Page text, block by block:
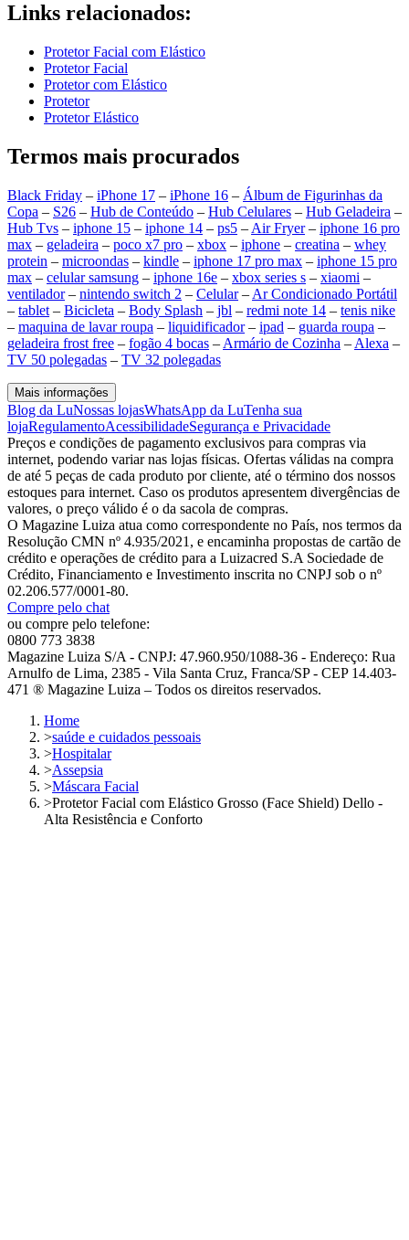
Links relacionados:
Protetor Facial com Elástico
Protetor Facial
Protetor com Elástico
Protetor
Protetor Elástico
Termos mais procurados
Black Friday – iPhone 17 – iPhone 16 – Álbum de Figurinhas da
Copa – S26 – Hub de Conteúdo – Hub Celulares – Hub Geladeira –
Hub Tvs – iphone 15 – iphone 14 – ps5 – Air Fryer– iphone 16 pro
max – geladeira – poco x7 pro – xbox – iphone – creatina – whey
protein – microondas – kindle – iphone 17 pro max – iphone 15 pro
max – celular samsung – iphone 16e – xbox series s – xiaomi –
ventilador– nintendo switch 2 – Celular– Ar Condicionado Portátil
– tablet – Bicicleta – Body Splash – jbl – redmi note 14 – tenis nike
– maquina de lavar roupa – liquidificador– ipad – guarda roupa –
geladeira frost free – fogão 4 bocas – Armário de Cozinha – Alexa –
TV 50 polegadas – TV 32 polegadas
Mais informações
Blog da LuNossas lojasWhatsApp da LuTenha sua
lojaRegulamentoAcessibilidadeSegurança e Privacidade
Preços e condições de pagamento exclusivos para compras via
internet, podendo variar nas lojas físicas. Ofertas válidas na compra
de até 5 peças de cada produto por cliente, até o término dos nossos
estoques para internet. Caso os produtos apresentem divergências de
valores, o preço válido é o da sacola de compras.
O Magazine Luiza atua como correspondente no País, nos termos da
Resolução CMN nº 4.935/2021, e encaminha propostas de cartão de
crédito e operações de crédito para a Luizacred S.A Sociedade de
Crédito, Financiamento e Investimento inscrita no CNPJ sob o nº
02.206.577/0001-80.
Compre pelo chat
ou compre pelo telefone:
0800 773 3838
Magazine Luiza S/A - CNPJ: 47.960.950/1088-36 - Endereço: Rua
Arnulfo de Lima, 2385 - Vila Santa Cruz, Franca/SP - CEP 14.403-
471 ® Magazine Luiza – Todos os direitos reservados.
Home
>saúde e cuidados pessoais
>Hospitalar
>Assepsia
>Máscara Facial
>Protetor Facial com Elástico Grosso (Face Shield) Dello -
Alta Resistência e Conforto